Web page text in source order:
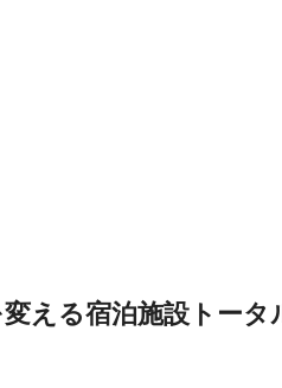
える宿泊施設トータ